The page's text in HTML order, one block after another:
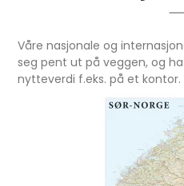
Våre nasjonale og
seg pent ut på veggen, og
nytteverdi f.eks. på et kontor.